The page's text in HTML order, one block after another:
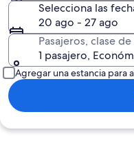
Selecciona las
20 ago - 27 ago
Pasajeros, clase
1 pasajero,
Agregar una estancia para